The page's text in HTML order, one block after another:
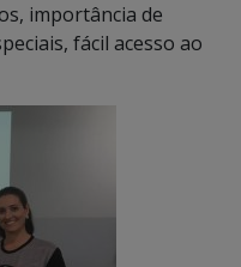
importância de
fácil acesso ao